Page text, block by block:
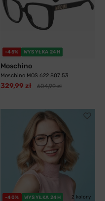
-45% WYSYŁKA 24H
Moschino
Moschino MOS 622 807 53
329,99 zł 604,99 zł
-40% WYSYŁKA 24H 2 kolory